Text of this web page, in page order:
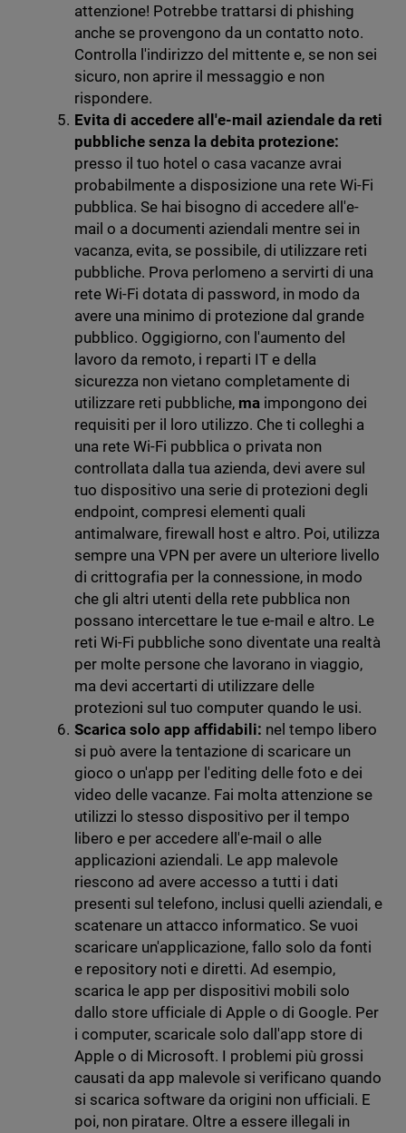
attenzione! Potrebbe trattarsi di phishing
anche se provengono da un contatto noto.
Controlla l'indirizzo del mittente e, se non sei
sicuro, non aprire il messaggio e non
rispondere.
Evita di accedere all'e-mail aziendale da reti
pubbliche senza la debita protezione:
presso il tuo hotel o casa vacanze avrai
probabilmente a disposizione una rete Wi-Fi
pubblica. Se hai bisogno di accedere all'e-
mail o a documenti aziendali mentre sei in
vacanza, evita, se possibile, di utilizzare reti
pubbliche. Prova perlomeno a servirti di una
rete Wi-Fi dotata di password, in modo da
avere una minimo di protezione dal grande
pubblico. Oggigiorno, con l'aumento del
lavoro da remoto, i reparti IT e della
sicurezza non vietano completamente di
utilizzare reti pubbliche, ma impongono dei
requisiti per il loro utilizzo. Che ti colleghi a
una rete Wi-Fi pubblica o privata non
controllata dalla tua azienda, devi avere sul
tuo dispositivo una serie di protezioni degli
endpoint, compresi elementi quali
antimalware, firewall host e altro. Poi, utilizza
sempre una VPN per avere un ulteriore livello
di crittografia per la connessione, in modo
che gli altri utenti della rete pubblica non
possano intercettare le tue e-mail e altro. Le
reti Wi-Fi pubbliche sono diventate una realtà
per molte persone che lavorano in viaggio,
ma devi accertarti di utilizzare delle
protezioni sul tuo computer quando le usi.
Scarica solo app affidabili: nel tempo libero
si può avere la tentazione di scaricare un
gioco o un'app per l'editing delle foto e dei
video delle vacanze. Fai molta attenzione se
utilizzi lo stesso dispositivo per il tempo
libero e per accedere all'e-mail o alle
applicazioni aziendali. Le app malevole
riescono ad avere accesso a tutti i dati
presenti sul telefono, inclusi quelli aziendali, e
scatenare un attacco informatico. Se vuoi
scaricare un'applicazione, fallo solo da fonti
e repository noti e diretti. Ad esempio,
scarica le app per dispositivi mobili solo
dallo store ufficiale di Apple o di Google. Per
i computer, scaricale solo dall'app store di
Apple o di Microsoft. I problemi più grossi
causati da app malevole si verificano quando
si scarica software da origini non ufficiali. E
poi, non piratare. Oltre a essere illegali in